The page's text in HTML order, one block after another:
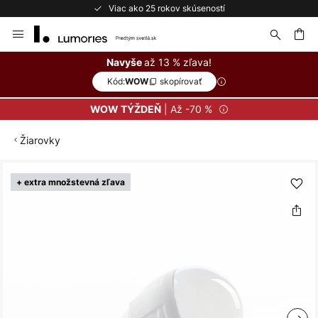
Viac ako 25 rokov skúseností
to
Navyšeaž 13 % zľava!
Kód:WOW skopírovať
WOW TÝŽDEŇ| Až -70 %
Žiarovky
+ extra množstevná zľava
Preskočiť
na